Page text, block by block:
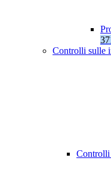
Controlli sulle
Controlli